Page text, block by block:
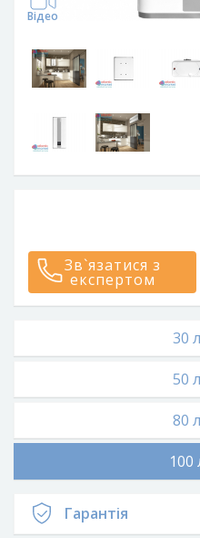
Відео
Зв`язатися з
експертом
30
50
80
100
Гарантія